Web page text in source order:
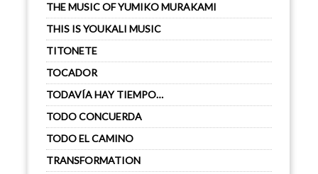
THE MUSIC OF YUMIKO MURAKAMI
THIS IS YOUKALI MUSIC
TITONETE
TOCADOR
TODAVÍA HAY TIEMPO…
TODO CONCUERDA
TODO EL CAMINO
TRANSFORMATION